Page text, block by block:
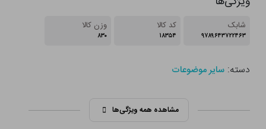
شابک
۹۷۸۹۶۴۳۷۲۲۴۶۳
کد کالا
۱۸۳۵۴
وزن کالا
۸۳۰
دسته:سایر موضوعات
مشاهده همه ویژگی‌ها